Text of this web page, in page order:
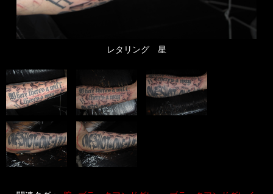
レタリング 星